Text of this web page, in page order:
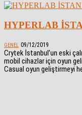
HYPERLAB
GENEL 09/12/2019
Crytek İstanbul’un eski
mobil cihazlar için oyun
Casual oyun geliştirmeyi